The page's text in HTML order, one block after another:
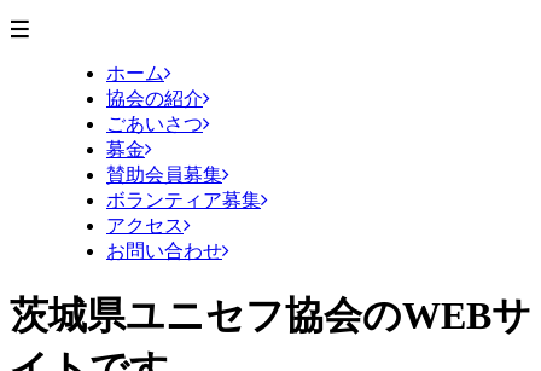
ホーム
協会の紹介
ごあいさつ
募金
賛助会員募集
ボランティア募集
アクセス
お問い合わせ
茨城県ユニセフ協会のWEBサ